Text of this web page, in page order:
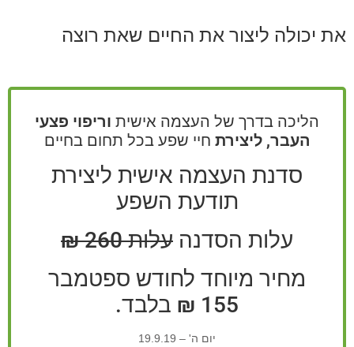
את יכולה ליצור את החיים שאת רוצה
הליכה בדרך של העצמה אישית וריפוי פצעי
העבר, ליצירת חיי שפע בכל תחום בחיים
סדנת העצמה אישית ליצירת
תודעת השפע
עלות הסדנה עלות 260 ₪
מחיר מיוחד לחודש ספטמבר
155 ₪ בלבד.
יום ה' – 19.9.19